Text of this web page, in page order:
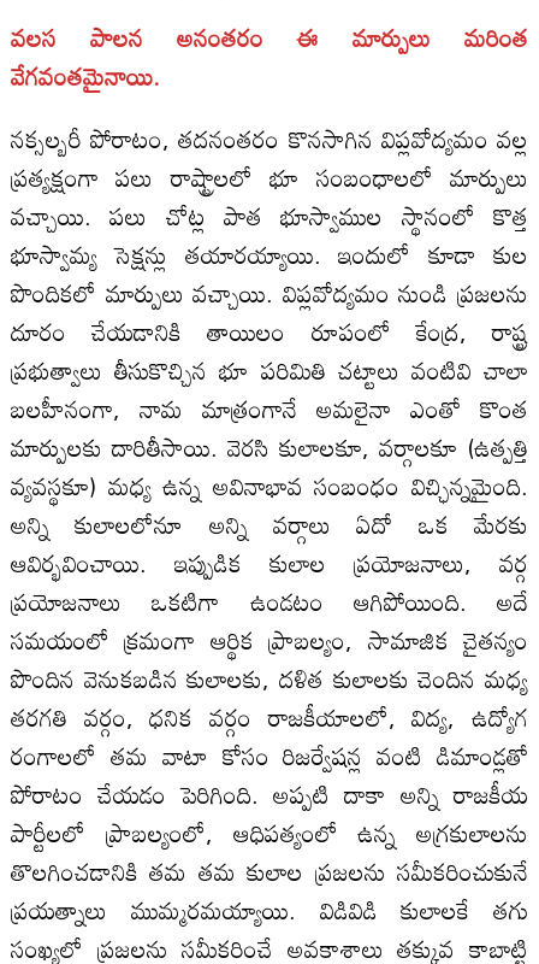
వలస పాలన అనంతరం ఈ మార్పులు మరింత
వేగవంతమైనాయి.
నక్సల్బరీ పోరాటం, తదనంతరం కొనసాగిన విప్లవోద్యమం వల్ల
ప్రత్యక్షంగా పలు రాష్ట్రాలలో భూ సంబంధాలలో మార్పులు
వచ్చాయి. పలు చోట్ల పాత భూస్వాముల స్థానంలో కొత్త
భూస్వామ్య సెక్షన్లు తయారయ్యాయి. ఇందులో కూడా కుల
పొందికలో మార్పులు వచ్చాయి. విప్లవోద్యమం నుండి ప్రజలను
దూరం చేయడానికి తాయిలం రూపంలో కేంద్ర, రాష్ట్ర
ప్రభుత్వాలు తీసుకొచ్చిన భూ పరిమితి చట్టాలు వంటివి చాలా
బలహీనంగా, నామ మాత్రంగానే అమలైనా ఎంతో కొంత
మార్పులకు దారితీసాయి. వెరసి కులాలకూ, వర్గాలకూ (ఉత్పత్తి
వ్యవస్థకూ) మధ్య ఉన్న అవినాభావ సంబంధం విచ్ఛిన్నమైంది.
అన్ని కులాలలోనూ అన్ని వర్గాలు ఏదో ఒక మేరకు
ఆవిర్భవించాయి. ఇప్పుడిక కులాల ప్రయోజనాలు, వర్గ
ప్రయోజనాలు ఒకటిగా ఉండటం ఆగిపోయింది. అదే
సమయంలో క్రమంగా ఆర్థిక ప్రాబల్యం, సామాజిక చైతన్యం
పొందిన వెనుకబడిన కులాలకు, దళిత కులాలకు చెందిన మధ్య
తరగతి వర్గం, ధనిక వర్గం రాజకీయాలలో, విద్య, ఉద్యోగ
రంగాలలో తమ వాటా కోసం రిజర్వేషన్ల వంటి డిమాండ్లతో
పోరాటం చేయడం పెరిగింది. అప్పటి దాకా అన్ని రాజకీయ
పార్టీలలో ప్రాబల్యంలో, ఆధిపత్యంలో ఉన్న అగ్రకులాలను
తొలగించడానికి తమ తమ కులాల ప్రజలను సమీకరించుకునే
ప్రయత్నాలు ముమ్మరమయ్యాయి. విడివిడి కులాలకే తగు
సంఖ్యలో ప్రజలను సమీకరించే అవకాశాలు తక్కువ కాబాట్టి